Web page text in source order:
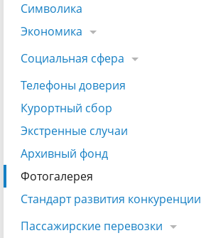
Символика
Экономика
Социальная сфера
Телефоны доверия
Курортный сбор
Экстренные случаи
Архивный фонд
Фотогалерея
Стандарт развития конкуренции
Пассажирские перевозки